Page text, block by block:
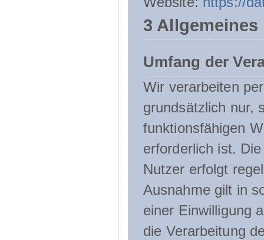
3
Umfang der
Wir verarbeiten
grundsätzlich nur,
funktionsfähigen
erforderlich ist.
Nutzer erfolgt
Ausnahme gilt in
einer Einwilligung
die Verarbeitung